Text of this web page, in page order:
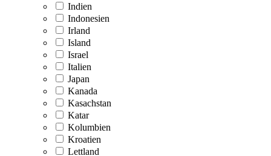
Indien
Indonesien
Irland
Island
Israel
Italien
Japan
Kanada
Kasachstan
Katar
Kolumbien
Kroatien
Lettland